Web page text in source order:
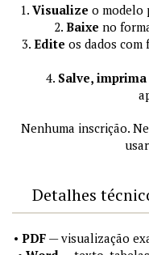
1. Visualize o modelo
2. Baixe no
3. Edite os dados
4. Salve,
Nenhuma inscrição.
Detalhes
• PDF— visualização